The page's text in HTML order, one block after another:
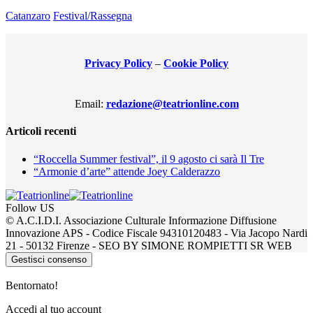
Catanzaro Festival/Rassegna
Privacy Policy – Cookie Policy
Email: redazione@teatrionline.com
Articoli recenti
“Roccella Summer festival”, il 9 agosto ci sarà Il Tre
“Armonie d’arte” attende Joey Calderazzo
Follow US
© A.C.I.D.I. Associazione Culturale Informazione Diffusione
Innovazione APS - Codice Fiscale 94310120483 - Via Jacopo Nardi
21 - 50132 Firenze - SEO BY SIMONE ROMPIETTI SR WEB
Gestisci consenso
Bentornato!
Accedi al tuo account